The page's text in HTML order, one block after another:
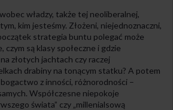
władzy, także tej neoliberalnej,
kim jesteśmy. Złożeni, niejednoznaczni,
strategia buntu polegać może
czym są klasy społeczne i gdzie
złotych jachtach czy raczej
drabiny na tonącym statku? A potem
z inności, różnorodności –
Współczesne niepokoje
świata” czy „millenialsową